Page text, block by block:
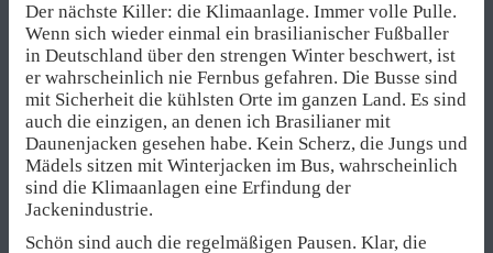
Der nächste Killer: die Klimaanlage. Immer volle Pulle.
Wenn sich wieder einmal ein brasilianischer Fußballer
in Deutschland über den strengen Winter beschwert, ist
er wahrscheinlich nie Fernbus gefahren. Die Busse sind
mit Sicherheit die kühlsten Orte im ganzen Land. Es sind
auch die einzigen, an denen ich Brasilianer mit
Daunenjacken gesehen habe. Kein Scherz, die Jungs und
Mädels sitzen mit Winterjacken im Bus, wahrscheinlich
sind die Klimaanlagen eine Erfindung der
Jackenindustrie.
Schön sind auch die regelmäßigen Pausen. Klar, die